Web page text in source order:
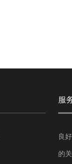
服
良
的